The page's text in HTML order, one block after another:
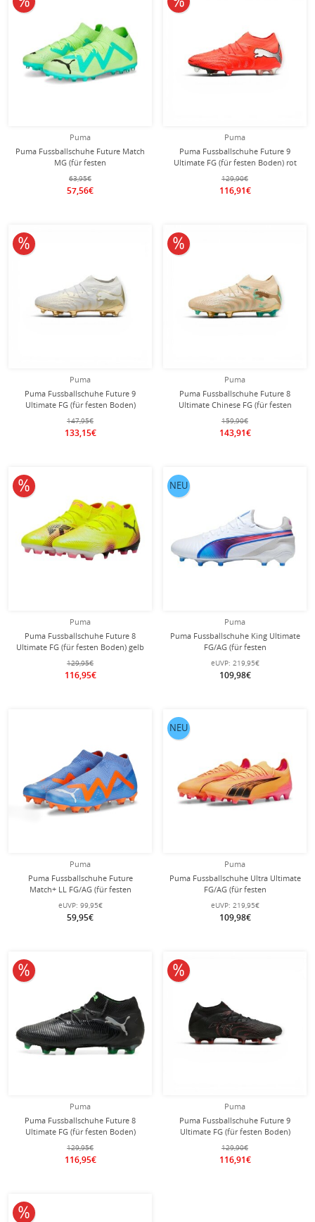
Puma
Puma Fussballschuhe Future Match
MG (für festen
Boden/Kunstoberflächen) gelb/lime
Herren
63,95€
57,56€
Puma
Puma Fussballschuhe Future 9
Ultimate FG (für festen Boden) rot
Herren
129,90€
116,91€
Puma
Puma Fussballschuhe Future 9
Ultimate FG (für festen Boden)
weiss/gold Herren
147,95€
133,15€
10% reduziert
Puma
Puma Fussballschuhe Future 8
Ultimate Chinese FG (für festen
Boden) cream/gold Herren
159,90€
143,91€
10% reduziert
Puma
Puma Fussballschuhe Future 8
Ultimate FG (für festen Boden) gelb
Herren
129,95€
116,95€
10% reduziert
Puma
Puma Fussballschuhe King Ultimate
FG/AG (für festen
Boden/Kunstoberflächen)
weiss/blau Herren
eUVP: 219,95€
109,98€
NEU
Puma
Puma Fussballschuhe Future
Match+ LL FG/AG (für festen
Boden/Kunstoberflächen)
blau/orange Herren
eUVP: 99,95€
59,95€
Puma
Puma Fussballschuhe Ultra Ultimate
FG/AG (für festen
Boden/Kunstoberflächen) orange
Herren
eUVP: 219,95€
109,98€
NEU
Puma
Puma Fussballschuhe Future 8
Ultimate FG (für festen Boden)
schwarz Herren
129,95€
116,95€
10% reduziert
Puma
Puma Fussballschuhe Future 9
Ultimate FG (für festen Boden)
schwarz/rot Herren
129,90€
116,91€
10% reduziert
10% reduziert